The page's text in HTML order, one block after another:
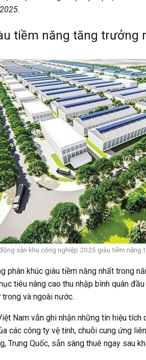
tiềm năng tăng trưởng
sản khu công nghiệp 2025 giàu tiềm năng
phân khúc giàu tiềm năng nhất trong
tiêu nâng cao thu nhập bình quân
và ngoài nước.
Nam vẫn ghi nhận những tín hiệu
công ty vệ tinh, chuỗi cung ứng
Quốc, sẵn sàng thuê ngay sau